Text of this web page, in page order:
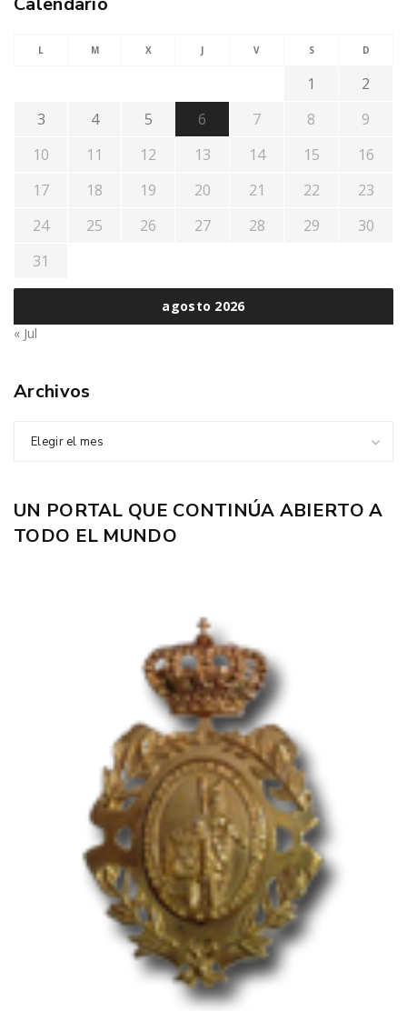
agosto 2026
L M X J V S D
1
2
3
4 5 6 7 8
9
10
11 12 13 14 15
16
17
18 19 20 21 22
23
24
25 26 27 28 29
30
31
« Jul
Archivos
Elegir el mes
UN PORTAL QUE CONTINÚA ABIERTO A
TODO EL MUNDO